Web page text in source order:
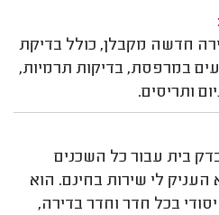
חדשה מקבלן, כולל בדיקת
במרפסת, בדיקות תרמיות,
ותריסים.
בית עבור כל השכנים
העניק לי שירות בחינם. הוא
בכל חדר וחדר בדירה,